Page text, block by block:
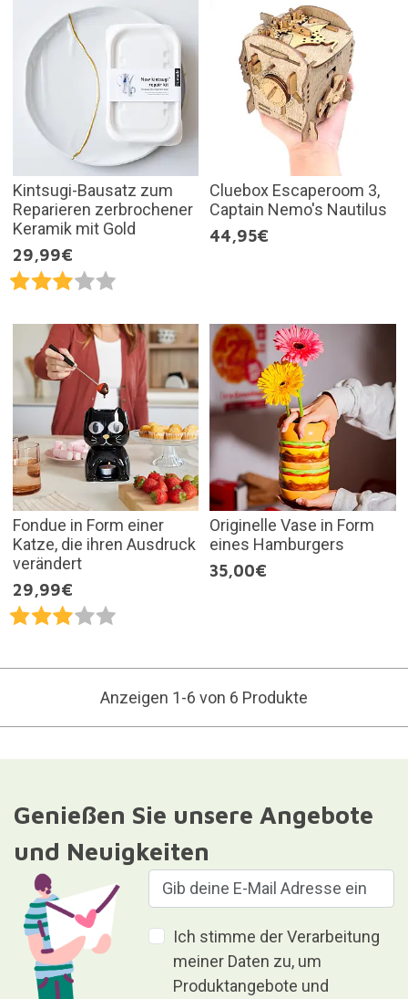
Kintsugi-Bausatz zum
Reparieren zerbrochener
Keramik mit Gold
29,99€
Cluebox Escaperoom 3,
Captain Nemo's Nautilus
44,95€
Fondue in Form einer
Katze, die ihren Ausdruck
verändert
29,99€
Originelle Vase in Form
eines Hamburgers
35,00€
Anzeigen 1-6 von 6 Produkte
Genießen Sie unsere Angebote
und Neuigkeiten
Ich stimme der Verarbeitung
meiner Daten zu, um
Produktangebote und